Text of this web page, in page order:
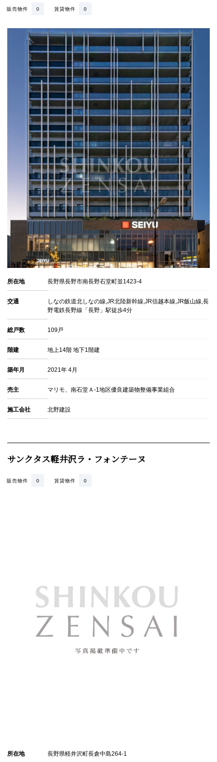
賃貸物件 0
販売物件 0
所在地 長野県長野市南長野石堂町並1423-4
交通
しなの鉄道北しなの線,JR北陸新幹線,JR信越本線,JR飯山線,長
野電鉄長野線「長野」駅徒歩4分
総戸数 109戸
階建 地上14階 地下1階建
築年月 2021年 4月
売主 マリモ、南石堂Ａ-1地区優良建築物整備事業組合
施工会社 北野建設
サンクタス軽井沢ラ・フォンテーヌ
賃貸物件 0
販売物件 0
所在地 長野県軽井沢町長倉中島264-1